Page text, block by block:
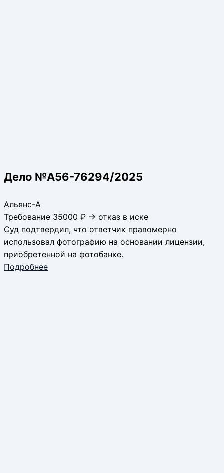
Дело №А56-76294/2025
Альянс-А
Требование 35000 ₽ → отказ в иске
Суд подтвердил, что ответчик правомерно
использовал фотографию на основании лицензии,
приобретенной на фотобанке.
Подробнее